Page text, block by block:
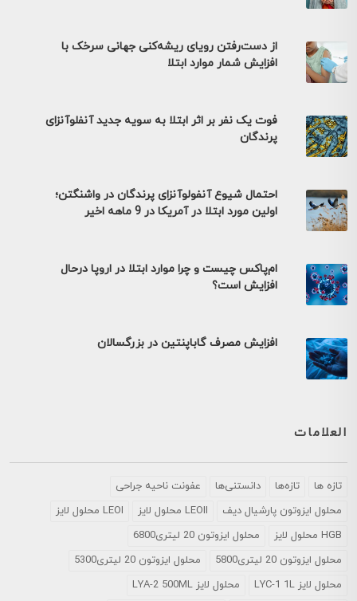
از دست‌رفتن رویای ریشه‌کنی جهانی سرخک با
افزایش شمار موارد ابتلا
فوت یک نفر بر اثر ابتلا به سویه جدید آنفلوآنزای
پرندگان
احتمال شیوع آنفولوآنزای پرندگان در واشنگتن؛
اولین مورد ابتلا در آمریکا در 9 ماهه اخیر
ام‌پاکس چیست و چرا موارد ابتلا در اروپا درحال
افزایش است؟
افزایش مصرف گاباپنتین در بزرگسالان
العلامات
تازه ها تازه‌ها دانستنی‌ها
عفونت ناحیه جراحی
محلول ايزوتون پارشيال ديف
LEOII محلول لایز
LEOI محلول لایز
HGB محلول لایز
محلول ایزوتون 20 لیتری6800
محلول ایزوتون 20 لیتری5800
محلول ایزوتون 20 لیتری5300
محلول لایز LYC-1 1L
محلول لایز LYA-2 500ML